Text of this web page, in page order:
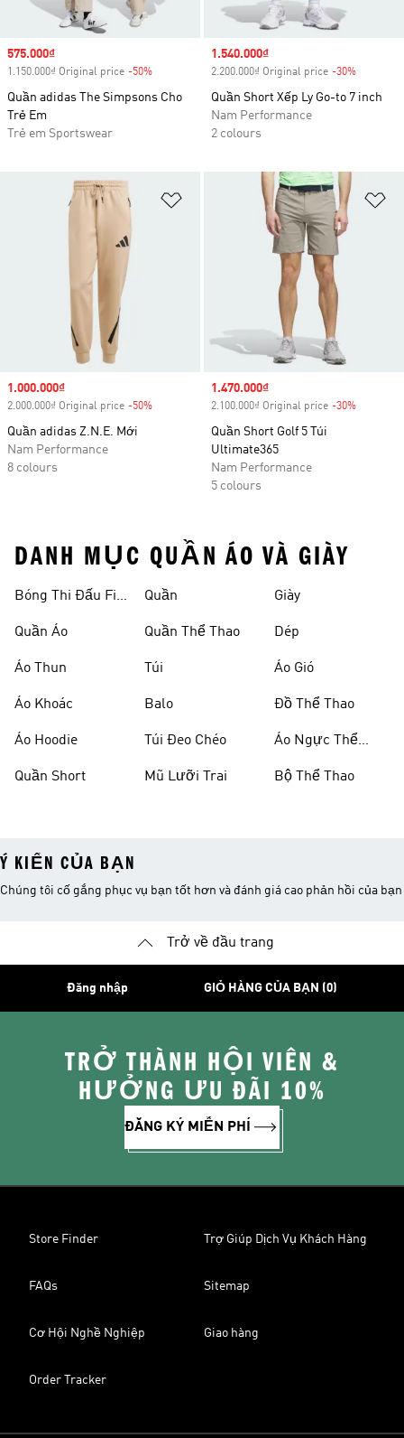
Sale price
575.000₫
1.150.000₫ Original price -50%
Quần adidas The Simpsons Cho
Trẻ Em
Trẻ em Sportswear
Sale price
1.540.000₫
2.200.000₫ Original price -30%
Quần Short Xếp Ly Go-to 7 inch
Nam Performance
2 colours
Add to Wishlist
Sale price
1.000.000₫
2.000.000₫ Original price -50%
Quần adidas Z.N.E. Mới
Nam Performance
8 colours
Sale price
1.470.000₫
2.100.000₫ Original price -30%
Quần Short Golf 5 Túi
Ultimate365
Nam Performance
5 colours
DANH MỤC QUẦN ÁO VÀ GIÀY
Bóng Thi Đấu Fifa
Quần Áo
Áo Thun
Áo Khoác
Áo Hoodie
Quần Short
Quần
Quần Thể Thao
Túi
Balo
Túi Đeo Chéo
Mũ Lưỡi Trai
Giày
Dép
Áo Gió
Đồ Thể Thao
Áo Ngực Thể
Bộ Thể Thao
Ý KIẾN CỦA BẠN
Chúng tôi cố gắng phục vụ bạn tốt hơn và đánh giá cao phản hồi của bạn
Trở về đầu trang
Đăng nhập GIỎ HÀNG CỦA BẠN (0)
TRỞ THÀNH HỘI VIÊN &
HƯỞNG ƯU ĐÃI 10%
ĐĂNG KÝ MIỄN PHÍ
Store Finder Trợ Giúp Dịch Vụ Khách Hàng
FAQs Sitemap
Cơ Hội Nghề Nghiệp Giao hàng
Order Tracker